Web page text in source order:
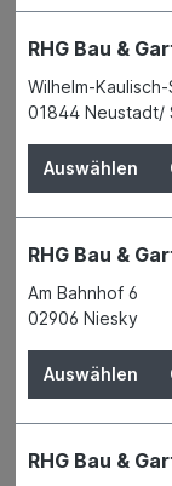
Baust. verb.
Details
RHG Bau &
Wilhelm-
01844 Neustadt/
Auswählen
RHG Bau &
Am Bahnhof 6
02906 Niesky
Auswählen
RHG Bau &